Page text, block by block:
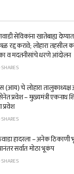
सेविकांना खातेबाह्य
रद्द करावे; लोहारा तहसील
व मदतनीसांचे धरणे आंदोलन
(आय) चे लोहारा तालुकाध्यक्ष
प्रवेश – मुख्यमंत्री एकनाथ
प्रवेश
हादरला – अनेक
सर्वात मोठा भूकंप